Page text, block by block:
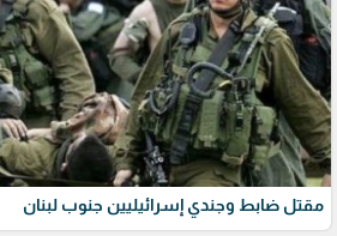
مقتل ضابط وجندي إسرائيليين جنوب لبنان